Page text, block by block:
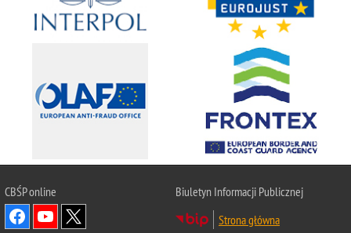
CBŚPonline
Biuletyn Informacji Publicznej
Strona główna